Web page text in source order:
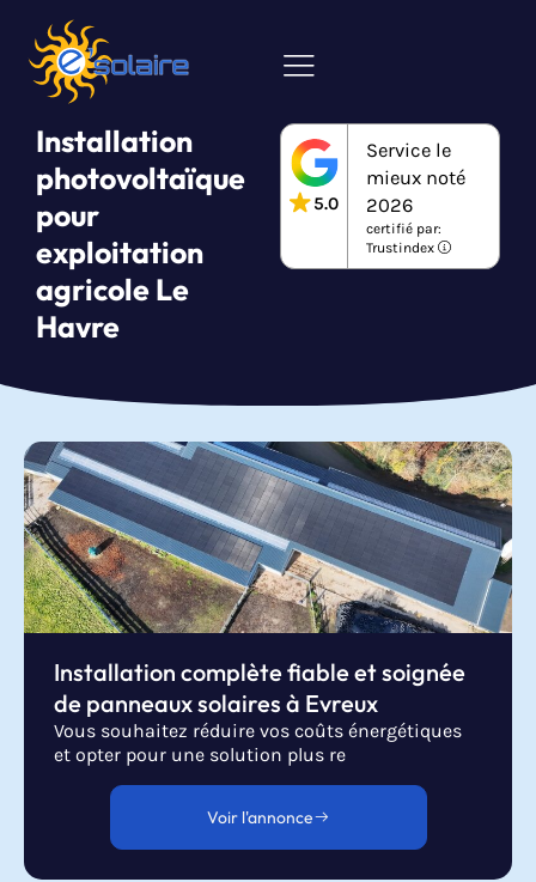
Installation
photovoltaïque
pour
exploitation
agricole Le
Havre
5.0
Service le
mieux noté
2026
certifié par:
Trustindex
Installation complète fiable et soignée
de panneaux solaires à Evreux
Vous souhaitez réduire vos coûts énergétiques
et opter pour une solution plus re
Voir l'annonce